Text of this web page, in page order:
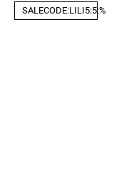
SALECODE:LILI5:5:%